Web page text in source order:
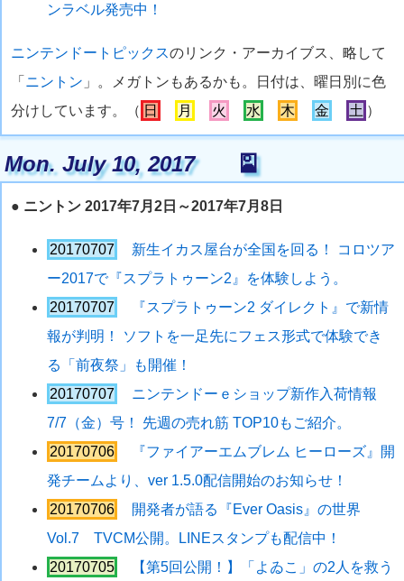
ンラベル発売中！
ニンテンドートピックスのリンク・アーカイブス、略して
「 ニントン 」。メガトンもあるかも。日付は、曜日別に色
分けしています。（ 日 月 火 水 木 金 土 ）
Mon. July 10, 2017🎴
● ニントン 2017年7月2日～2017年7月8日
20170707
新生イカス屋台が全国を回る！ コロツア
ー2017で『スプラトゥーン2』を体験しよう。
20170707
『スプラトゥーン2 ダイレクト』で新情
報が判明！ ソフトを一足先にフェス形式で体験でき
る「前夜祭」も開催！
20170707
ニンテンドーｅショップ新作入荷情報
7/7（金）号！ 先週の売れ筋 TOP10もご紹介。
20170706
『ファイアーエムブレム ヒーローズ』開
発チームより、ver 1.5.0配信開始のお知らせ！
20170706
開発者が語る『Ever Oasis』の世界
Vol.7 TVCM公開。LINEスタンプも配信中！
20170705
【第5回公開！】「よゐこ」の2人を救う